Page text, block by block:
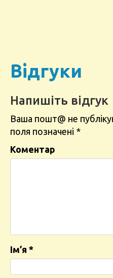
Відгуки
Напишіть відгук
Ваша пошт@ не
поля позначені *
Коментар
Ім’я *